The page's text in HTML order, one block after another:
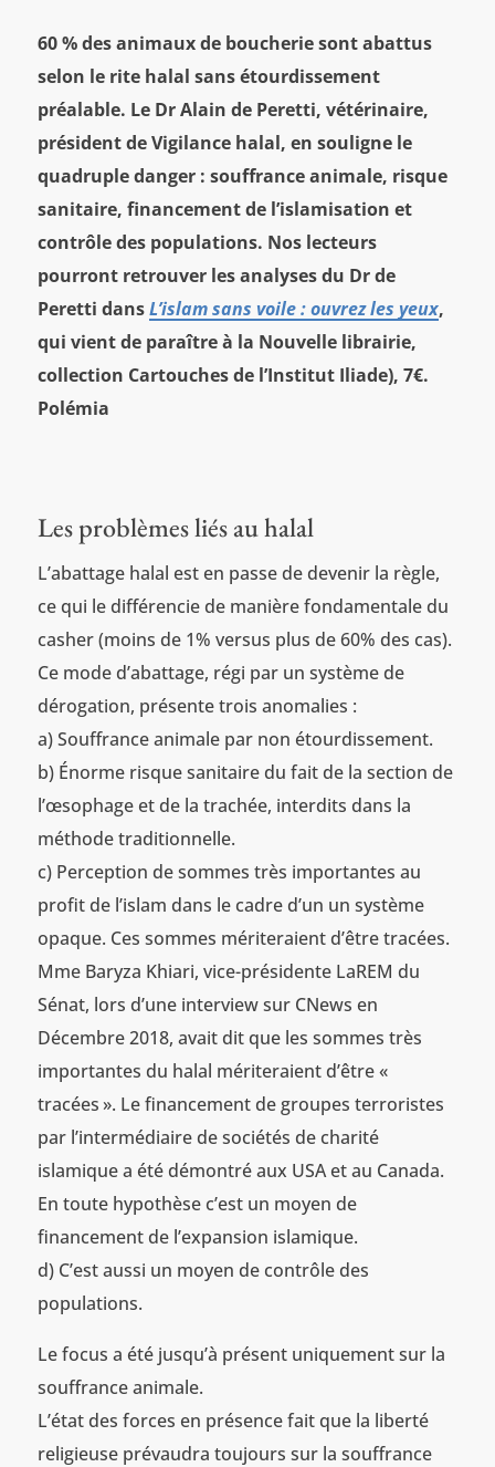
60 % des animaux de boucherie sont abattus
selon le rite halal sans étourdissement
préalable. Le Dr Alain de Peretti, vétérinaire,
président de Vigilance halal, en souligne le
quadruple danger : souffrance animale, risque
sanitaire, financement de l’islamisation et
contrôle des populations. Nos lecteurs
pourront retrouver les analyses du Dr de
Peretti dansL’islam sans voile : ouvrez les yeux,
qui vient de paraître à la Nouvelle librairie,
collection Cartouches de l’Institut Iliade), 7€.
Polémia
Les problèmes liés au halal
L’abattage halal est en passe de devenir la règle,
ce qui le différencie de manière fondamentale du
casher (moins de 1% versus plus de 60% des cas).
Ce mode d’abattage, régi par un système de
dérogation, présente trois anomalies :
a) Souffrance animale par non étourdissement.
b) Énorme risque sanitaire du fait de la section de
l’œsophage et de la trachée, interdits dans la
méthode traditionnelle.
c) Perception de sommes très importantes au
profit de l’islam dans le cadre d’un un système
opaque. Ces sommes mériteraient d’être tracées.
Mme Baryza Khiari, vice-présidente LaREM du
Sénat, lors d’une interview sur CNews en
Décembre 2018, avait dit que les sommes très
importantes du halal mériteraient d’être «
tracées ». Le financement de groupes terroristes
par l’intermédiaire de sociétés de charité
islamique a été démontré aux USA et au Canada.
En toute hypothèse c’est un moyen de
financement de l’expansion islamique.
d) C’est aussi un moyen de contrôle des
populations.
Le focus a été jusqu’à présent uniquement sur la
souffrance animale.
L’état des forces en présence fait que la liberté
religieuse prévaudra toujours sur la souffrance